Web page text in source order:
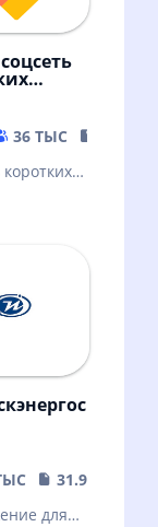
36 ТЫС
31.92 MB
для